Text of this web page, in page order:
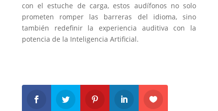
con el estuche de carga, estos audífonos no solo
prometen romper las barreras del idioma, sino
también redefinir la experiencia auditiva con la
potencia de la Inteligencia Artificial.